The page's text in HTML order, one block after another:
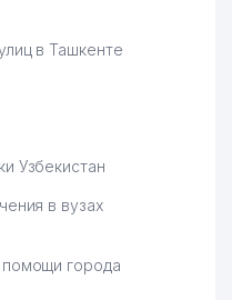
в Ташкенте
Узбекистан
в вузах
города